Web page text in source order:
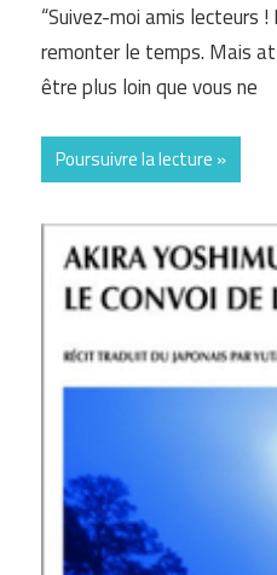
“Suivez-moi amis lecteurs
remonter le temps. Mais
être plus loin que vous ne
Poursuivre la lecture